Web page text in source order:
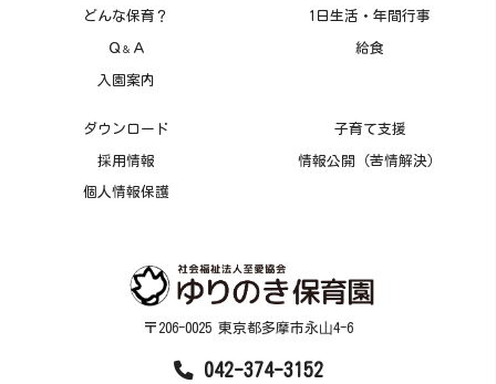
どんな保育？ 1日生活・年間行事
Ｑ ＆ Ａ 給食
入園案内
ダウンロード 子育て支援
採用情報 情報公開（苦情解決）
個人情報保護
〒206-0025 東京都多摩市永⼭4-6
042-374-3152